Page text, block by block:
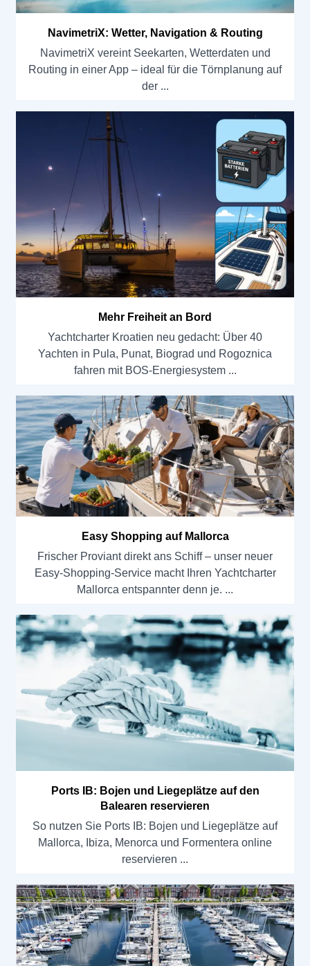
NavimetriX: Wetter, Navigation & Routing
NavimetriX vereint Seekarten, Wetterdaten und
Routing in einer App – ideal für die Törnplanung auf
der
Mehr Freiheit an Bord
Yachtcharter Kroatien neu gedacht: Über 40
Yachten in Pula, Punat, Biograd und Rogoznica
fahren mit BOS-Energiesystem
Easy Shopping auf Mallorca
Frischer Proviant direkt ans Schiff – unser neuer
Easy-Shopping-Service macht Ihren Yachtcharter
Mallorca entspannter denn je.
Ports IB: Bojen und Liegeplätze auf den
Balearen reservieren
So nutzen Sie Ports IB: Bojen und Liegeplätze auf
Mallorca, Ibiza, Menorca und Formentera online
reservieren